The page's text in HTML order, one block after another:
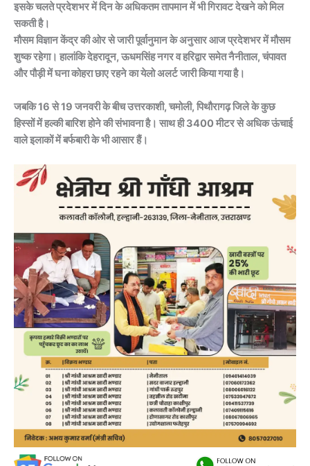
इसके चलते प्रदेशभर में दिन के अधिकतम तापमान में भी गिरावट देखने को मिल
सकती है।
मौसम विज्ञान केंद्र की ओर से जारी पूर्वानुमान के अनुसार आज प्रदेशभर में मौसम
शुष्क रहेगा। हालांकि देहरादून, ऊधमसिंह नगर व हरिद्वार समेत नैनीताल, चंपावत
और पौड़ी में घना कोहरा छाए रहने का येलो अलर्ट जारी किया गया है।
जबकि 16 से 19 जनवरी के बीच उत्तरकाशी, चमोली, पिथौरागढ़ जिले के कुछ
हिस्सों में हल्की बारिश होने की संभावना है। साथ ही 3400 मीटर से अधिक ऊंचाई
वाले इलाकों में बर्फबारी के भी आसार हैं।